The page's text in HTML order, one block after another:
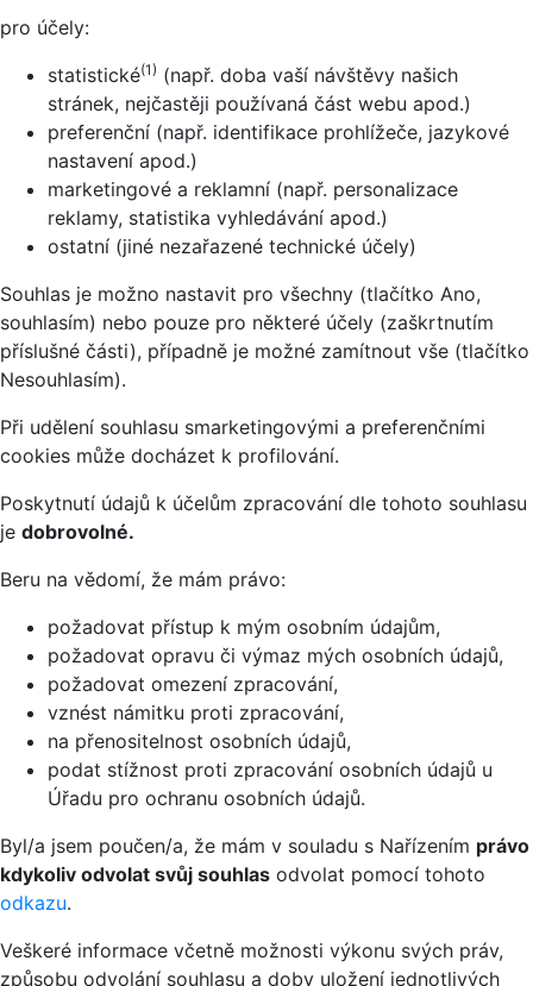
pro účely:
statistické(1) (např. doba vaší návštěvy našich
stránek, nejčastěji používaná část webu apod.)
preferenční (např. identifikace prohlížeče, jazykové
nastavení apod.)
marketingové a reklamní (např. personalizace
reklamy, statistika vyhledávání apod.)
ostatní (jiné nezařazené technické účely)
Souhlas je možno nastavit pro všechny (tlačítko Ano,
souhlasím) nebo pouze pro některé účely (zaškrtnutím
příslušné části), případně je možné zamítnout vše (tlačítko
Nesouhlasím).
Při udělení souhlasu smarketingovými a preferenčními
cookies může docházet k profilování.
Poskytnutí údajů k účelům zpracování dle tohoto souhlasu
je dobrovolné.
Beru na vědomí, že mám právo:
požadovat přístup k mým osobním údajům,
požadovat opravu či výmaz mých osobních údajů,
požadovat omezení zpracování,
vznést námitku proti zpracování,
na přenositelnost osobních údajů,
podat stížnost proti zpracování osobních údajů u
Úřadu pro ochranu osobních údajů.
Byl/a jsem poučen/a, že mám v souladu s Nařízením právo
kdykoliv odvolat svůj souhlas odvolat pomocí tohoto
odkazu.
Veškeré informace včetně možnosti výkonu svých práv,
způsobu odvolání souhlasu a doby uložení jednotlivých